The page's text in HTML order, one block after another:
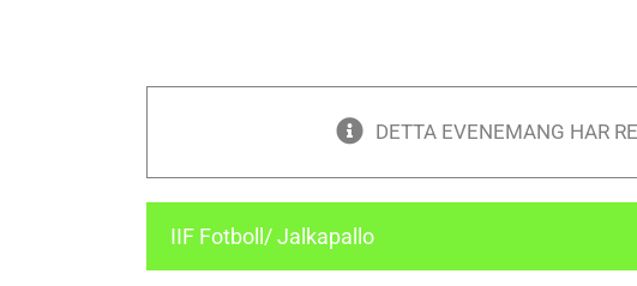
DETTA EVENEMANG HAR
IIF Fotboll/ Jalkapallo